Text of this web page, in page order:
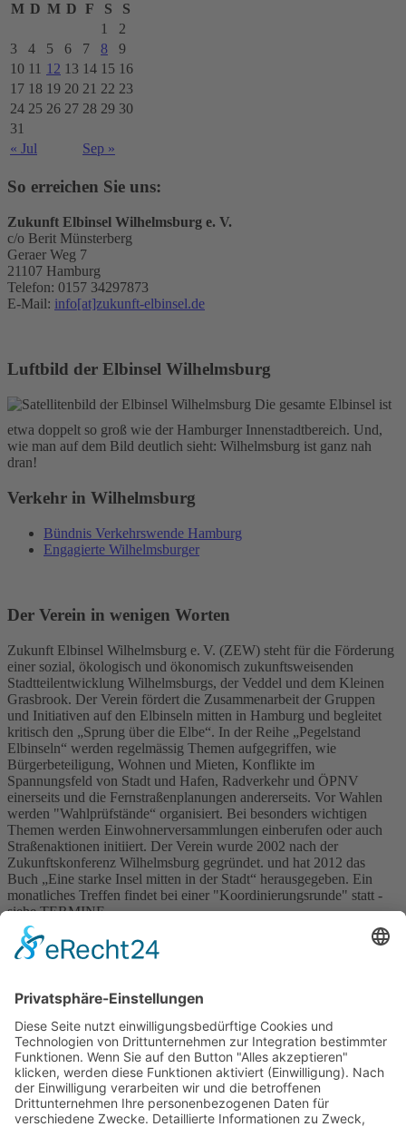
M D M D F S
S
1
2
3
4 5 6 7 8
9
10 11 12 13 14 15 16
17 18 19 20 21 22 23
24 25 26 27 28 29 30
31
« Jul
Sep »
So erreichen Sie uns:
Zukunft Elbinsel Wilhelmsburg e. V.
c/o Berit Münsterberg
Geraer Weg 7
21107 Hamburg
Telefon: 0157 34297873
E-Mail: info[at]zukunft-elbinsel.de
Luftbild der Elbinsel Wilhelmsburg
Die gesamte Elbinsel ist
etwa doppelt so groß wie der Hamburger Innenstadtbereich. Und,
wie man auf dem Bild deutlich sieht: Wilhelmsburg ist ganz nah
dran!
Verkehr in Wilhelmsburg
Bündnis Verkehrswende Hamburg
Engagierte Wilhelmsburger
Der Verein in wenigen Worten
Zukunft Elbinsel Wilhelmsburg e. V. (ZEW) steht für die Förderung
einer sozial, ökologisch und ökonomisch zukunftsweisenden
Stadtteilentwicklung Wilhelmsburgs, der Veddel und dem Kleinen
Grasbrook. Der Verein fördert die Zusammenarbeit der Gruppen
und Initiativen auf den Elbinseln mitten in Hamburg und begleitet
kritisch den „Sprung über die Elbe“. In der Reihe „Pegelstand
Elbinseln“ werden regelmässig Themen aufgegriffen, wie
Bürgerbeteiligung, Wohnen und Mieten, Konflikte im
Spannungsfeld von Stadt und Hafen, Radverkehr und ÖPNV
einerseits und die Fernstraßenplanungen andererseits. Vor Wahlen
werden "Wahlprüfstände“ organisiert. Bei besonders wichtigen
Themen werden Einwohnerversammlungen einberufen oder auch
Straßenaktionen initiiert. Der Verein wurde 2002 nach der
Zukunftskonferenz Wilhelmsburg gegründet. und hat 2012 das
Buch „Eine starke Insel mitten in der Stadt“ herausgegeben. Ein
monatliches Treffen findet bei einer "Koordinierungsrunde" statt -
siehe TERMINE.
Schlagwörter
A26-Ost Akzeptanzbeschaffung
Bildungsoffensive Bundesverkehrswegeplan
Bürgerbeteiligung DEGES Drittelmix Erzbistum Hamburg
Fahrradweg Feinstaub Gesundheit Groß-Sand Grundrechte
Hafenpassage HafenquerspangeIBA igs